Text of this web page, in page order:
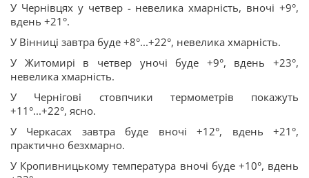
У Чернівцях у четвер - невелика хмарність, вночі +9°,
вдень +21°.
У Вінниці завтра буде +8°...+22°, невелика хмарність.
У Житомирі в четвер уночі буде +9°, вдень +23°,
невелика хмарність.
У Чернігові стовпчики термометрів покажуть
+11°...+22°, ясно.
У Черкасах завтра буде вночі +12°, вдень +21°,
практично безхмарно.
У Кропивницькому температура вночі буде +10°, вдень